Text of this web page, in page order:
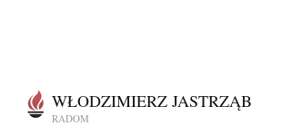
WŁODZIMIERZ JASTRZĄB
RADOM